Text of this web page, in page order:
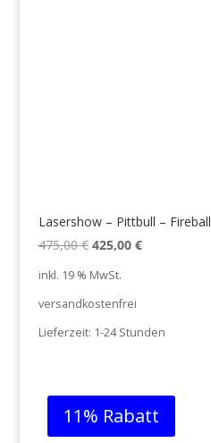
Lasershow – Pittbull – Fireball
475,00€ Ursprünglicher
475,00 €
425,00 €Aktueller
inkl. 19 % MwSt.
versandkostenfrei
Lieferzeit: 1-24 Stunden
11% Rabatt